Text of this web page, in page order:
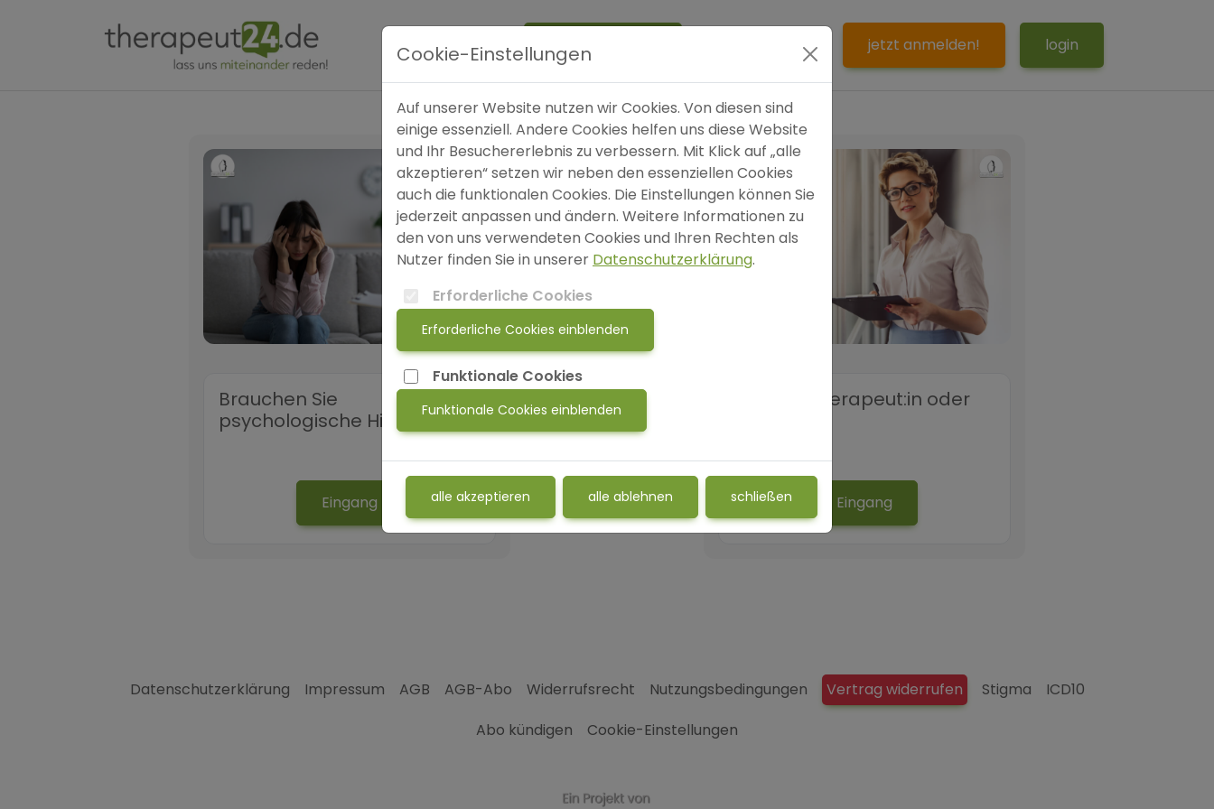
jetzt anmelden! login
Brauchen Sie
psychologische Hilfe?
Eingang
Sind Sie Therapeut:in oder
Eingang
Datenschutzerklärung Impressum AGB AGB-Abo Widerrufsrecht Nutzungsbedingungen Vertrag widerrufen Stigma
ICD10
Abo kündigen
Cookie-Einstellungen
Cookie-Einstellungen
Auf unserer Website nutzen wir Cookies. Von diesen sind
einige essenziell. Andere Cookies helfen uns diese Website
und Ihr Besuchererlebnis zu verbessern. Mit Klick auf „alle
akzeptieren“ setzen wir neben den essenziellen Cookies
auch die funktionalen Cookies. Die Einstellungen können Sie
jederzeit anpassen und ändern. Weitere Informationen zu
den von uns verwendeten Cookies und Ihren Rechten als
Nutzer finden Sie in unserer Datenschutzerklärung.
Erforderliche Cookies
Erforderliche Cookies einblenden
Funktionale Cookies
Funktionale Cookies einblenden
alle akzeptieren alle ablehnen schließen